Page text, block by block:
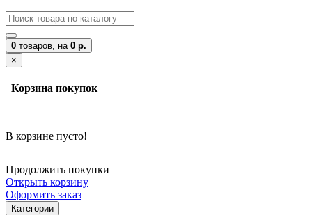
0 товаров, на 0 р.
×
Корзина покупок
В корзине пусто!
Продолжить покупки
Открыть корзину
Оформить заказ
Категории